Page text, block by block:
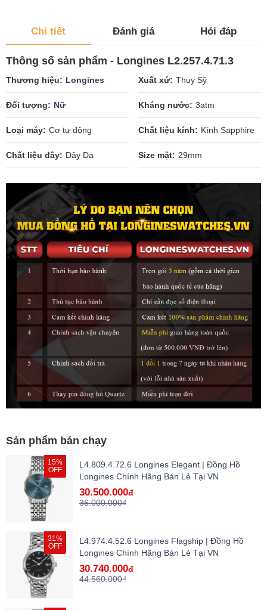
Chi tiết Đánh giá Hỏi đáp
Thông số sản phẩm - Longines L2.257.4.71.3
Thương hiệu Longines Xuất xứ Thụy Sỹ
Đối tượng Nữ Kháng nước 3atm
Loại máy Cơ tự động Chất liệu kính Kính Sapphire
Chất liệu dây Dây Da Size mặt 29mm
Sản phẩm bán chạy
15%
OFF
L4.809.4.72.6 Longines Elegant | Đồng Hồ
Longines Chính Hãng Bán Lẻ Tại VN
30.500.000đ
36.000.000₫
31%
OFF
L4.974.4.52.6 Longines Flagship | Đồng Hồ
Longines Chính Hãng Bán Lẻ Tại VN
30.740.000đ
44.560.000₫